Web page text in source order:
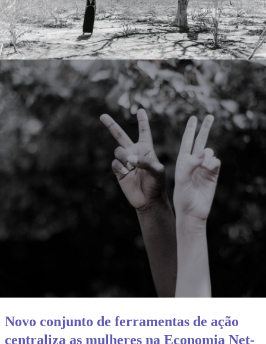
Novo conjunto de ferramentas de ação
centraliza as mulheres na Economia Net-